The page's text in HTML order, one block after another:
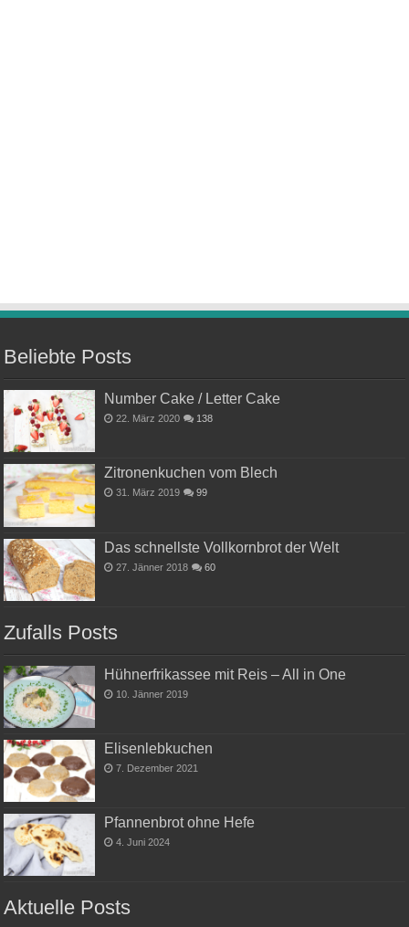
Beliebte Posts
Number Cake / Letter Cake
22. März 2020 138
Zitronenkuchen vom Blech
31. März 2019 99
Das schnellste Vollkornbrot der Welt
27. Jänner 2018 60
Zufalls Posts
Hühnerfrikassee mit Reis – All in One
10. Jänner 2019
Elisenlebkuchen
7. Dezember 2021
Pfannenbrot ohne Hefe
4. Juni 2024
Aktuelle Posts